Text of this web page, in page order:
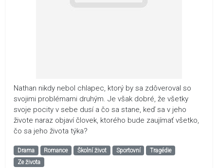
Nathan nikdy nebol chlapec, ktorý by sa zdôveroval so
svojimi problémami druhým. Je však dobré, že všetky
svoje pocity v sebe dusí a čo sa stane, keď sa v jeho
živote naraz objaví človek, ktorého bude zaujímať všetko,
čo sa jeho života týka?
Drama Romance Školní život Sportovní
Tragédie
Ze života